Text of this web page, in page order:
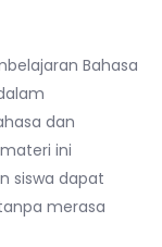
Bahasa
dan
ini
siswa dapat
merasa